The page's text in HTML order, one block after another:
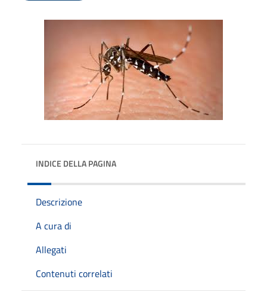
INDICE DELLA PAGINA
Descrizione
A cura di
Allegati
Contenuti correlati